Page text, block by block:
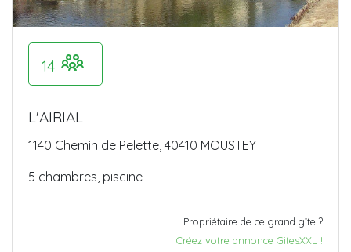
14
L'AIRIAL
1140 Chemin de Pelette, 40410 MOUSTEY
5 chambres, piscine
Propriétaire de ce grand gîte ?
Créez votre annonce GitesXXL !